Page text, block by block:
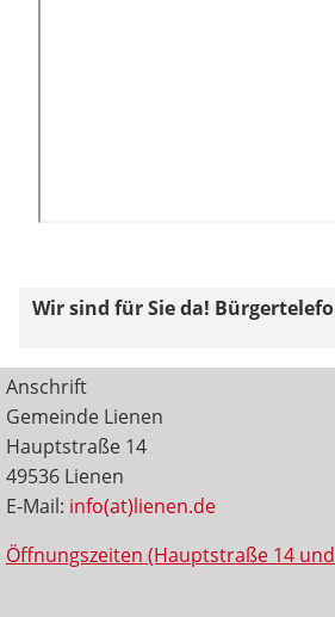
Wir sind für Sie da!
Anschrift
Gemeinde Lienen
Hauptstraße 14
49536 Lienen
E-Mail: info(at)lienen.de
Öffnungszeiten (Hauptstraße 14